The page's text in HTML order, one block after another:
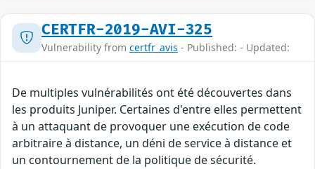
CERTFR-2019-AVI-325
Vulnerability from certfr_avis - Published: - Updated:
De multiples vulnérabilités ont été découvertes dans
les produits Juniper. Certaines d'entre elles permettent
à un attaquant de provoquer une exécution de code
arbitraire à distance, un déni de service à distance et
un contournement de la politique de sécurité.